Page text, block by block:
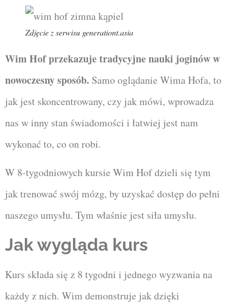
Zdjęcie z serwisu generationt.asia
Wim Hof przekazuje tradycyjne nauki joginów w
nowoczesny sposób. Samo oglądanie Wima Hofa, to
jak jest skoncentrowany, czy jak mówi, wprowadza
nas w inny stan świadomości i łatwiej jest nam
wykonać to, co on robi.
W 8-tygodniowych kursie Wim Hof dzieli się tym
jak trenować swój mózg, by uzyskać dostęp do pełni
naszego umysłu. Tym właśnie jest siła umysłu.
Jak wygląda kurs
Kurs składa się z 8 tygodni i jednego wyzwania na
każdy z nich. Wim demonstruje jak dzięki